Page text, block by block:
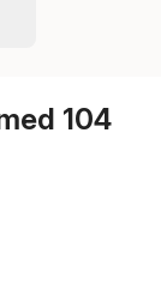
104